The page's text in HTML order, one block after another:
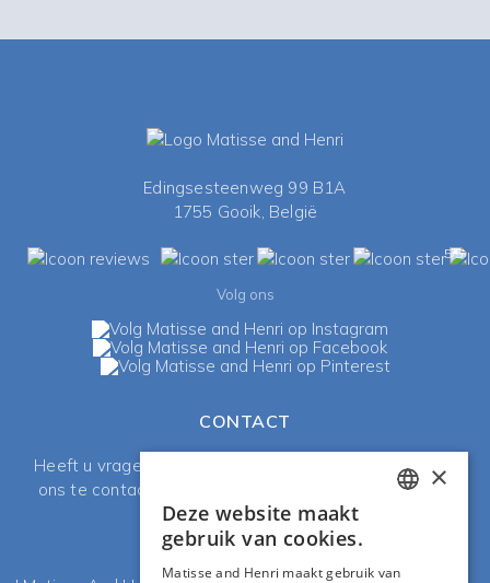
Edingsesteenweg 99 B1A
1755 Gooik, België
5/5
Volg ons
CONTACT
Heeft u vragen of enkele opmerkingen? Aarzel niet om
ons te contacteren, een mailtje te sturen of chat met
ons via de chatbot!
×
Deze website maakt
gebruik van cookies.
Matisse and Henri maakt gebruik van